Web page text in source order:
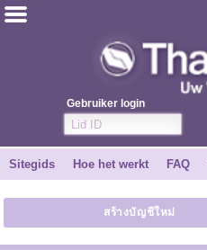
Gebruiker login
ไทย
Word GRATIS
Getuigenissen
Vertel een vriend
Sitegids Hoe het werkt FAQ
สร้างบัญชีใหม่